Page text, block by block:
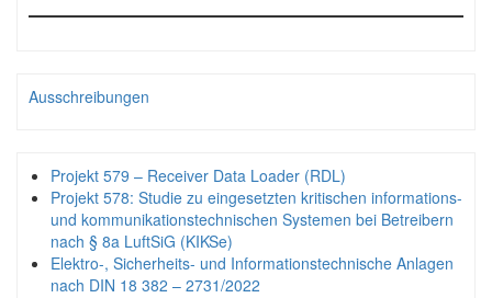
Ausschreibungen
Projekt 579 – Receiver Data Loader (RDL)
Projekt 578: Studie zu eingesetzten kritischen informations-
und kommunikationstechnischen Systemen bei Betreibern
nach § 8a LuftSiG (KIKSe)
Elektro-, Sicherheits- und Informationstechnische Anlagen
nach DIN 18 382 – 2731/2022